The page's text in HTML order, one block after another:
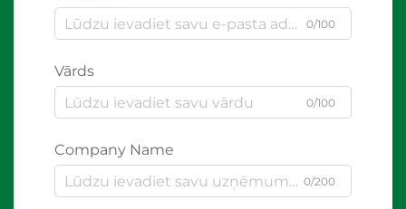
0/100
Vārds
0/100
Company Name
0/200